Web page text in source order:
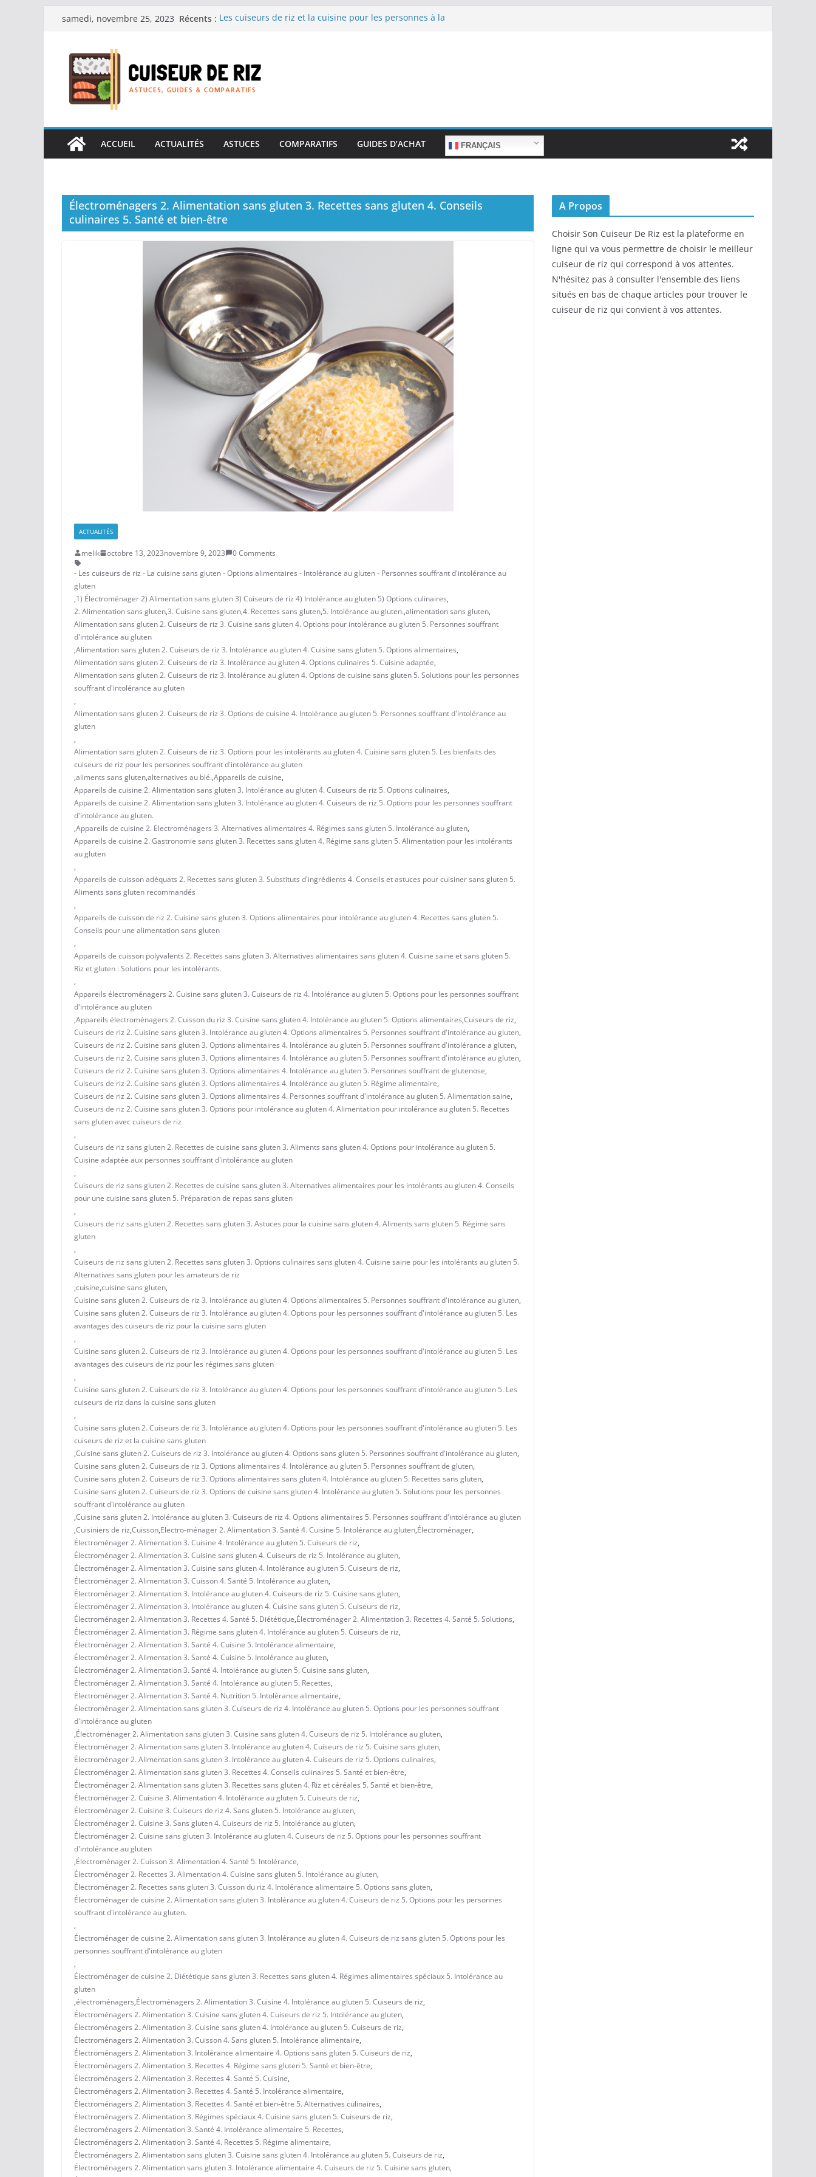
Passersamedi, novembre 25, 2023 Récents : Les cuiseurs de riz et la cuisine pour les personnes à la
Les cuiseurs de riz pour les familles nombreuses : Cuisson
en grande quantité.
Les cuiseurs de riz et la préparation de plats pour les
réconfortants.
ACCUEIL
ACTUALITÉS ASTUCES COMPARATIFS GUIDES D’ACHAT FRANÇAIS
Électroménagers 2. Alimentation sans gluten 3. Recettes sans gluten 4. Conseils
culinaires 5. Santé et bien-être
ACTUALITÉS
melik octobre 13, 2023novembre 9, 2023
0 Comments
- Les cuiseurs de riz - La cuisine sans gluten - Options alimentaires - Intolérance au gluten - Personnes souffrant d'intolérance au
gluten
,1) Électroménager 2) Alimentation sans gluten 3) Cuiseurs de riz 4) Intolérance au gluten 5) Options culinaires,
2. Alimentation sans gluten,3. Cuisine sans gluten,4. Recettes sans gluten,5. Intolérance au gluten.,alimentation sans gluten,
Alimentation sans gluten 2. Cuiseurs de riz 3. Cuisine sans gluten 4. Options pour intolérance au gluten 5. Personnes souffrant
d'intolérance au gluten
,Alimentation sans gluten 2. Cuiseurs de riz 3. Intolérance au gluten 4. Cuisine sans gluten 5. Options alimentaires,
Alimentation sans gluten 2. Cuiseurs de riz 3. Intolérance au gluten 4. Options culinaires 5. Cuisine adaptée,
Alimentation sans gluten 2. Cuiseurs de riz 3. Intolérance au gluten 4. Options de cuisine sans gluten 5. Solutions pour les personnes
souffrant d'intolérance au gluten
,
Alimentation sans gluten 2. Cuiseurs de riz 3. Options de cuisine 4. Intolérance au gluten 5. Personnes souffrant d'intolérance au
gluten
,
Alimentation sans gluten 2. Cuiseurs de riz 3. Options pour les intolérants au gluten 4. Cuisine sans gluten 5. Les bienfaits des
cuiseurs de riz pour les personnes souffrant d'intolérance au gluten
,aliments sans gluten,alternatives au blé.,Appareils de cuisine,
Appareils de cuisine 2. Alimentation sans gluten 3. Intolérance au gluten 4. Cuiseurs de riz 5. Options culinaires,
Appareils de cuisine 2. Alimentation sans gluten 3. Intolérance au gluten 4. Cuiseurs de riz 5. Options pour les personnes souffrant
d'intolérance au gluten.
,Appareils de cuisine 2. Electroménagers 3. Alternatives alimentaires 4. Régimes sans gluten 5. Intolérance au gluten,
Appareils de cuisine 2. Gastronomie sans gluten 3. Recettes sans gluten 4. Régime sans gluten 5. Alimentation pour les intolérants
au gluten
,
Appareils de cuisson adéquats 2. Recettes sans gluten 3. Substituts d'ingrédients 4. Conseils et astuces pour cuisiner sans gluten 5.
Aliments sans gluten recommandés
,
Appareils de cuisson de riz 2. Cuisine sans gluten 3. Options alimentaires pour intolérance au gluten 4. Recettes sans gluten 5.
Conseils pour une alimentation sans gluten
,
Appareils de cuisson polyvalents 2. Recettes sans gluten 3. Alternatives alimentaires sans gluten 4. Cuisine saine et sans gluten 5.
Riz et gluten : Solutions pour les intolérants.
,
Appareils électroménagers 2. Cuisine sans gluten 3. Cuiseurs de riz 4. Intolérance au gluten 5. Options pour les personnes souffrant
d'intolérance au gluten
,Appareils électroménagers 2. Cuisson du riz 3. Cuisine sans gluten 4. Intolérance au gluten 5. Options alimentaires,Cuiseurs de riz,
Cuiseurs de riz 2. Cuisine sans gluten 3. Intolérance au gluten 4. Options alimentaires 5. Personnes souffrant d'intolérance au gluten,
Cuiseurs de riz 2. Cuisine sans gluten 3. Options alimentaires 4. Intolérance au gluten 5. Personnes souffrant d'intolérance a gluten,
Cuiseurs de riz 2. Cuisine sans gluten 3. Options alimentaires 4. Intolérance au gluten 5. Personnes souffrant d'intolérance au gluten,
Cuiseurs de riz 2. Cuisine sans gluten 3. Options alimentaires 4. Intolérance au gluten 5. Personnes souffrant de glutenose,
Cuiseurs de riz 2. Cuisine sans gluten 3. Options alimentaires 4. Intolérance au gluten 5. Régime alimentaire,
Cuiseurs de riz 2. Cuisine sans gluten 3. Options alimentaires 4. Personnes souffrant d'intolérance au gluten 5. Alimentation saine,
Cuiseurs de riz 2. Cuisine sans gluten 3. Options pour intolérance au gluten 4. Alimentation pour intolérance au gluten 5. Recettes
sans gluten avec cuiseurs de riz
,
Cuiseurs de riz sans gluten 2. Recettes de cuisine sans gluten 3. Aliments sans gluten 4. Options pour intolérance au gluten 5.
Cuisine adaptée aux personnes souffrant d'intolérance au gluten
,
Cuiseurs de riz sans gluten 2. Recettes de cuisine sans gluten 3. Alternatives alimentaires pour les intolérants au gluten 4. Conseils
pour une cuisine sans gluten 5. Préparation de repas sans gluten
,
Cuiseurs de riz sans gluten 2. Recettes sans gluten 3. Astuces pour la cuisine sans gluten 4. Aliments sans gluten 5. Régime sans
gluten
,
Cuiseurs de riz sans gluten 2. Recettes sans gluten 3. Options culinaires sans gluten 4. Cuisine saine pour les intolérants au gluten 5.
Alternatives sans gluten pour les amateurs de riz
,cuisine,cuisine sans gluten,
Cuisine sans gluten 2. Cuiseurs de riz 3. Intolérance au gluten 4. Options alimentaires 5. Personnes souffrant d'intolérance au gluten,
Cuisine sans gluten 2. Cuiseurs de riz 3. Intolérance au gluten 4. Options pour les personnes souffrant d'intolérance au gluten 5. Les
avantages des cuiseurs de riz pour la cuisine sans gluten
,
Cuisine sans gluten 2. Cuiseurs de riz 3. Intolérance au gluten 4. Options pour les personnes souffrant d'intolérance au gluten 5. Les
avantages des cuiseurs de riz pour les régimes sans gluten
,
Cuisine sans gluten 2. Cuiseurs de riz 3. Intolérance au gluten 4. Options pour les personnes souffrant d'intolérance au gluten 5. Les
cuiseurs de riz dans la cuisine sans gluten
,
Cuisine sans gluten 2. Cuiseurs de riz 3. Intolérance au gluten 4. Options pour les personnes souffrant d'intolérance au gluten 5. Les
cuiseurs de riz et la cuisine sans gluten
,Cuisine sans gluten 2. Cuiseurs de riz 3. Intolérance au gluten 4. Options sans gluten 5. Personnes souffrant d'intolérance au gluten,
Cuisine sans gluten 2. Cuiseurs de riz 3. Options alimentaires 4. Intolérance au gluten 5. Personnes souffrant de gluten,
Cuisine sans gluten 2. Cuiseurs de riz 3. Options alimentaires sans gluten 4. Intolérance au gluten 5. Recettes sans gluten,
Cuisine sans gluten 2. Cuiseurs de riz 3. Options de cuisine sans gluten 4. Intolérance au gluten 5. Solutions pour les personnes
souffrant d'intolérance au gluten
,Cuisine sans gluten 2. Intolérance au gluten 3. Cuiseurs de riz 4. Options alimentaires 5. Personnes souffrant d'intolérance au gluten
,Cuisiniers de riz,Cuisson,Electro-ménager 2. Alimentation 3. Santé 4. Cuisine 5. Intolérance au gluten,Électroménager,
Électroménager 2. Alimentation 3. Cuisine 4. Intolérance au gluten 5. Cuiseurs de riz,
Électroménager 2. Alimentation 3. Cuisine sans gluten 4. Cuiseurs de riz 5. Intolérance au gluten,
Électroménager 2. Alimentation 3. Cuisine sans gluten 4. Intolérance au gluten 5. Cuiseurs de riz,
Électroménager 2. Alimentation 3. Cuisson 4. Santé 5. Intolérance au gluten,
Électroménager 2. Alimentation 3. Intolérance au gluten 4. Cuiseurs de riz 5. Cuisine sans gluten,
Électroménager 2. Alimentation 3. Intolérance au gluten 4. Cuisine sans gluten 5. Cuiseurs de riz,
Électroménager 2. Alimentation 3. Recettes 4. Santé 5. Diététique,Électroménager 2. Alimentation 3. Recettes 4. Santé 5. Solutions,
Électroménager 2. Alimentation 3. Régime sans gluten 4. Intolérance au gluten 5. Cuiseurs de riz,
Électroménager 2. Alimentation 3. Santé 4. Cuisine 5. Intolérance alimentaire,
Électroménager 2. Alimentation 3. Santé 4. Cuisine 5. Intolérance au gluten,
Électroménager 2. Alimentation 3. Santé 4. Intolérance au gluten 5. Cuisine sans gluten,
Électroménager 2. Alimentation 3. Santé 4. Intolérance au gluten 5. Recettes,
Électroménager 2. Alimentation 3. Santé 4. Nutrition 5. Intolérance alimentaire,
Électroménager 2. Alimentation sans gluten 3. Cuiseurs de riz 4. Intolérance au gluten 5. Options pour les personnes souffrant
d'intolérance au gluten
,Électroménager 2. Alimentation sans gluten 3. Cuisine sans gluten 4. Cuiseurs de riz 5. Intolérance au gluten,
Électroménager 2. Alimentation sans gluten 3. Intolérance au gluten 4. Cuiseurs de riz 5. Cuisine sans gluten,
Électroménager 2. Alimentation sans gluten 3. Intolérance au gluten 4. Cuiseurs de riz 5. Options culinaires,
Électroménager 2. Alimentation sans gluten 3. Recettes 4. Conseils culinaires 5. Santé et bien-être,
Électroménager 2. Alimentation sans gluten 3. Recettes sans gluten 4. Riz et céréales 5. Santé et bien-être,
Électroménager 2. Cuisine 3. Alimentation 4. Intolérance au gluten 5. Cuiseurs de riz,
Électroménager 2. Cuisine 3. Cuiseurs de riz 4. Sans gluten 5. Intolérance au gluten,
Électroménager 2. Cuisine 3. Sans gluten 4. Cuiseurs de riz 5. Intolérance au gluten,
Électroménager 2. Cuisine sans gluten 3. Intolérance au gluten 4. Cuiseurs de riz 5. Options pour les personnes souffrant
d'intolérance au gluten
,Électroménager 2. Cuisson 3. Alimentation 4. Santé 5. Intolérance,
Électroménager 2. Recettes 3. Alimentation 4. Cuisine sans gluten 5. Intolérance au gluten,
Électroménager 2. Recettes sans gluten 3. Cuisson du riz 4. Intolérance alimentaire 5. Options sans gluten,
Électroménager de cuisine 2. Alimentation sans gluten 3. Intolérance au gluten 4. Cuiseurs de riz 5. Options pour les personnes
souffrant d'intolérance au gluten.
,
Électroménager de cuisine 2. Alimentation sans gluten 3. Intolérance au gluten 4. Cuiseurs de riz sans gluten 5. Options pour les
personnes souffrant d'intolérance au gluten
,
Électroménager de cuisine 2. Diététique sans gluten 3. Recettes sans gluten 4. Régimes alimentaires spéciaux 5. Intolérance au
gluten
,électroménagers,Électroménagers 2. Alimentation 3. Cuisine 4. Intolérance au gluten 5. Cuiseurs de riz,
Électroménagers 2. Alimentation 3. Cuisine sans gluten 4. Cuiseurs de riz 5. Intolérance au gluten,
Électroménagers 2. Alimentation 3. Cuisine sans gluten 4. Intolérance au gluten 5. Cuiseurs de riz,
Électroménagers 2. Alimentation 3. Cuisson 4. Sans gluten 5. Intolérance alimentaire,
Électroménagers 2. Alimentation 3. Intolérance alimentaire 4. Options sans gluten 5. Cuiseurs de riz,
Électroménagers 2. Alimentation 3. Recettes 4. Régime sans gluten 5. Santé et bien-être,
Électroménagers 2. Alimentation 3. Recettes 4. Santé 5. Cuisine,
Électroménagers 2. Alimentation 3. Recettes 4. Santé 5. Intolérance alimentaire,
Électroménagers 2. Alimentation 3. Recettes 4. Santé et bien-être 5. Alternatives culinaires,
Électroménagers 2. Alimentation 3. Régimes spéciaux 4. Cuisine sans gluten 5. Cuiseurs de riz,
Électroménagers 2. Alimentation 3. Santé 4. Intolérance alimentaire 5. Recettes,
Électroménagers 2. Alimentation 3. Santé 4. Recettes 5. Régime alimentaire,
Électroménagers 2. Alimentation sans gluten 3. Cuisine sans gluten 4. Intolérance au gluten 5. Cuiseurs de riz,
Électroménagers 2. Alimentation sans gluten 3. Intolérance alimentaire 4. Cuiseurs de riz 5. Cuisine sans gluten,
A Propos
Choisir Son Cuiseur De Riz est la plateforme en
ligne qui va vous permettre de choisir le meilleur
cuiseur de riz qui correspond à vos attentes.
N'hésitez pas à consulter l'ensemble des liens
situés en bas de chaque articles pour trouver le
cuiseur de riz qui convient à vos attentes.